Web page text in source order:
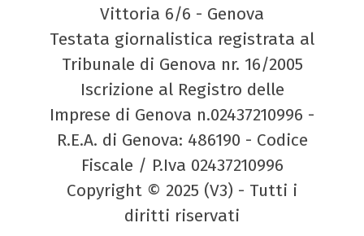
Vittoria 6/6 - Genova
Testata giornalistica registrata al
Tribunale di Genova nr. 16/2005
Iscrizione al Registro delle
Imprese di Genova n.02437210996 -
R.E.A. di Genova: 486190 - Codice
Fiscale / P.Iva 02437210996
Copyright © 2025 (V3) - Tutti i
diritti riservati